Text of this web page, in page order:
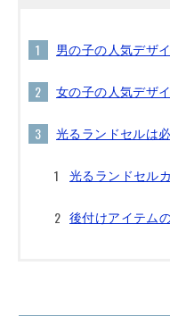
男の子の人気デザ
女の子の人気デザ
光るランドセルは
光るランドセル
後付けアイテム